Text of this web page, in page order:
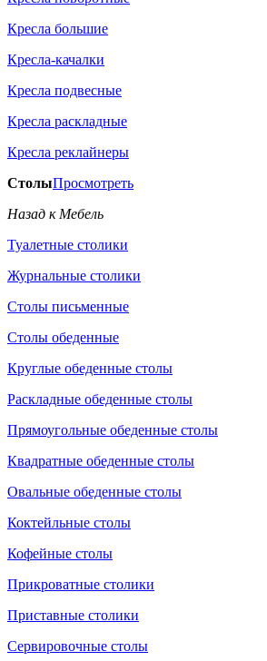
Кресла большие
Кресла-качалки
Кресла подвесные
Кресла раскладные
Кресла реклайнеры
СтолыПросмотреть
Назад к Мебель
Туалетные столики
Журнальные столики
Столы письменные
Столы обеденные
Круглые обеденные столы
Раскладные обеденные столы
Прямоугольные обеденные столы
Квадратные обеденные столы
Овальные обеденные столы
Коктейльные столы
Кофейные столы
Прикроватные столики
Приставные столики
Сервировочные столы